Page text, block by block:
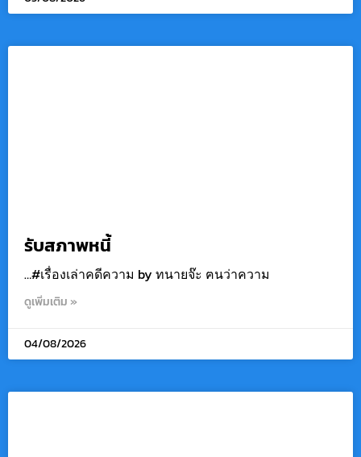
รับสภาพหนี้
…#เรื่องเล่าคดีความ by ทนายจ๊ะ ฅนว่าความ
ดูเพิ่มเติม »
04/08/2026